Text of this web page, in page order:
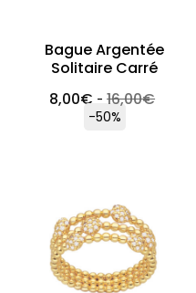
Bague Argentée
Solitaire Carré
8,00€ -16,00€
-50%